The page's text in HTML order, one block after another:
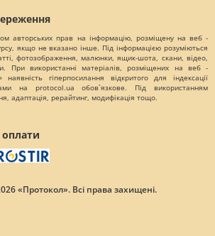
авторських прав на інформацію, розміщену на веб -
якщо не вказано інше. Під інформацією розуміються
фотозображення, малюнки, ящик-шота, скани, відео,
При використанні матеріалів, розміщених на веб -
наявність гіперпосилання відкритого для індексації
на protocol.ua обов`язкове. Під використанням
адаптація, рерайтинг, модифікація тощо.
«Протокол». Всі права захищені.